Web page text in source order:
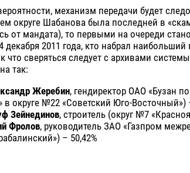
механизм передачи будет
округе Шабанова была последней в
от мандата), то первыми на очереди
декабря 2011 года, кто набрал
что сверяться следует с архивами
так:
Жеребин, гендиректор ОАО «Бузан
в округе №22 «Советский Юго-Восточный»)
Зейнединов, строитель (округ №7
Фролов, руководитель ЗАО «Газпром
– 50,42%